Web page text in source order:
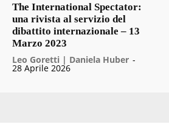
The International Spectator:
una rivista al servizio del
dibattito internazionale – 13
Marzo 2023
Leo Goretti | Daniela Huber -
28 Aprile 2026